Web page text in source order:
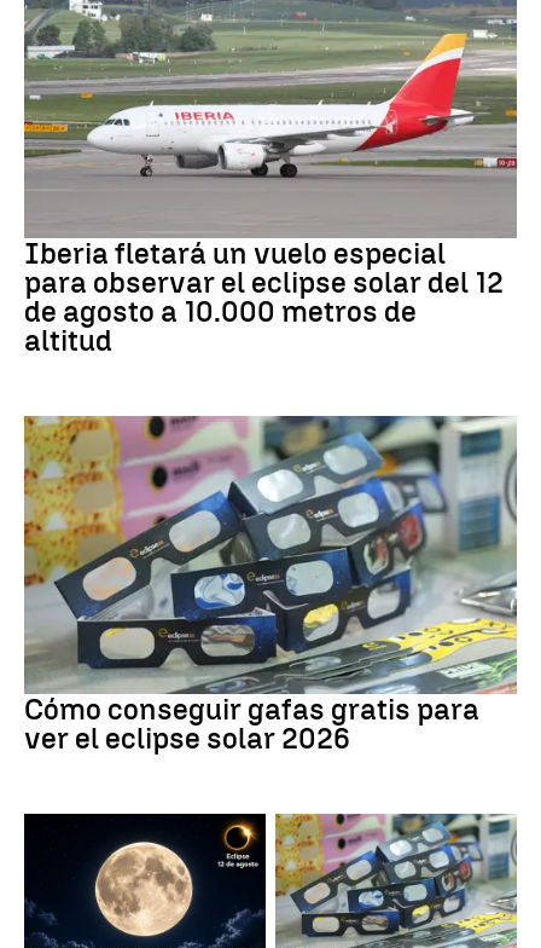
Iberia fletará un vuelo especial
para observar el eclipse solar del 12
de agosto a 10.000 metros de
altitud
Eclipse Solar
Cómo conseguir gafas gratis para
ver el eclipse solar 2026
Fases lunares Eclipse Solar